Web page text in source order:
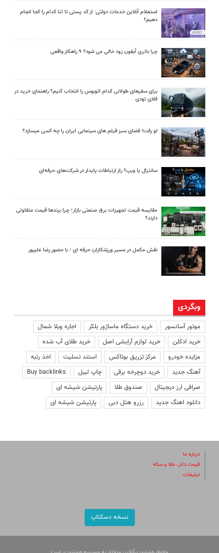
استعلام آنلاین خدمات دولتی: از کد پستی تا ثنا کدام را کجا انجام
دهیم؟
چرا باتری آیفون زود خالی می شود؟ ۹ راهکار واقعی
برای سفرهای طولانی کدام اتوبوس را انتخاب کنیم؟ راهنمای خرید در
فلای تودی
لو رفت! فضای سبز فیلم های سینمایی ایران را چه کسی میسازد؟
سانترال یا ویپ؟ راز ارتباطات پایدار در شرکت‌های حرفه‌ای
مقایسه قیمت تجهیزات برق صنعتی بازار؛ چرا برندها قیمت متفاوتی
دارند؟
نقش مکمل در مسیر ورزشکاران حرفه ای ؛ با حضور رضا علیپور
وبگردی
موتور آسانسور خرید دستگاه ماساژور بلکر
اجاره ویلا شمال
خرید ادکلن
خرید لوازم آرایشی اصل
خرید طلای آب شده
مزایده خودرو
مرکز تزریق بوتاکس استند تسلیت
اخذ رتبه
آهنگ جدید
خرید دوچرخه برقی چاپ لیبل
Buy backlinks
صرافی ارز دیجیتال
صندوق طلا
پارتیشن شیشه ای
دانلود اهنگ جدید
رزرو هتل دبی پارتیشن شیشه ای
درباره ما
قیمت دلار، طلا و سکه
تبلیغات
نسخه دسکتاپ